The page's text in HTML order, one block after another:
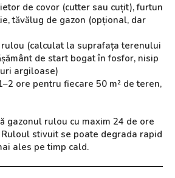
de covor (cutter sau cuțit), furtun
tăvălug de gazon (opțional, dar
rulou (calculat la suprafața terenului
de start bogat în fosfor, nisip
argiloase)
ore pentru fiecare 50 m² de teren,
gazonul rulou cu maxim 24 de ore
stivuit se poate degrada rapid
ales pe timp cald.